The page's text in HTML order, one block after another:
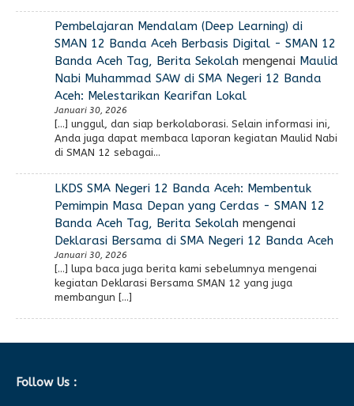
Pembelajaran Mendalam (Deep Learning) di
SMAN 12 Banda Aceh Berbasis Digital - SMAN 12
Banda Aceh Tag, Berita Sekolahmengenai Maulid
Nabi Muhammad SAW di SMA Negeri 12 Banda
Aceh: Melestarikan Kearifan Lokal
Januari 30, 2026
[…] unggul, dan siap berkolaborasi. Selain informasi ini,
Anda juga dapat membaca laporan kegiatan Maulid Nabi
di SMAN 12 sebagai…
LKDS SMA Negeri 12 Banda Aceh: Membentuk
Pemimpin Masa Depan yang Cerdas - SMAN 12
Banda Aceh Tag, Berita Sekolahmengenai
Deklarasi Bersama di SMA Negeri 12 Banda Aceh
Januari 30, 2026
[…] lupa baca juga berita kami sebelumnya mengenai
kegiatan Deklarasi Bersama SMAN 12 yang juga
membangun […]
Follow Us :